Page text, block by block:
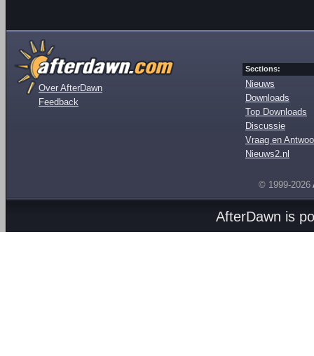
Over AfterDawn
Feedback
Sections:
Nieuws
Downloads
Top Downloads
Discussie
Vraag en
Nieuws2.nl
© 1999-2026
AfterDawn is